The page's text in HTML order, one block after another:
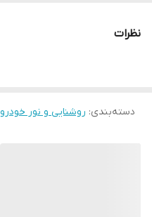
نظرات
دسته‌بندی: روشنایی و نور خودرو